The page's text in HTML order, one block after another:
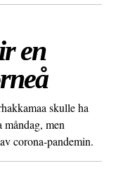
en
skulle ha
men
corona-pandemin.